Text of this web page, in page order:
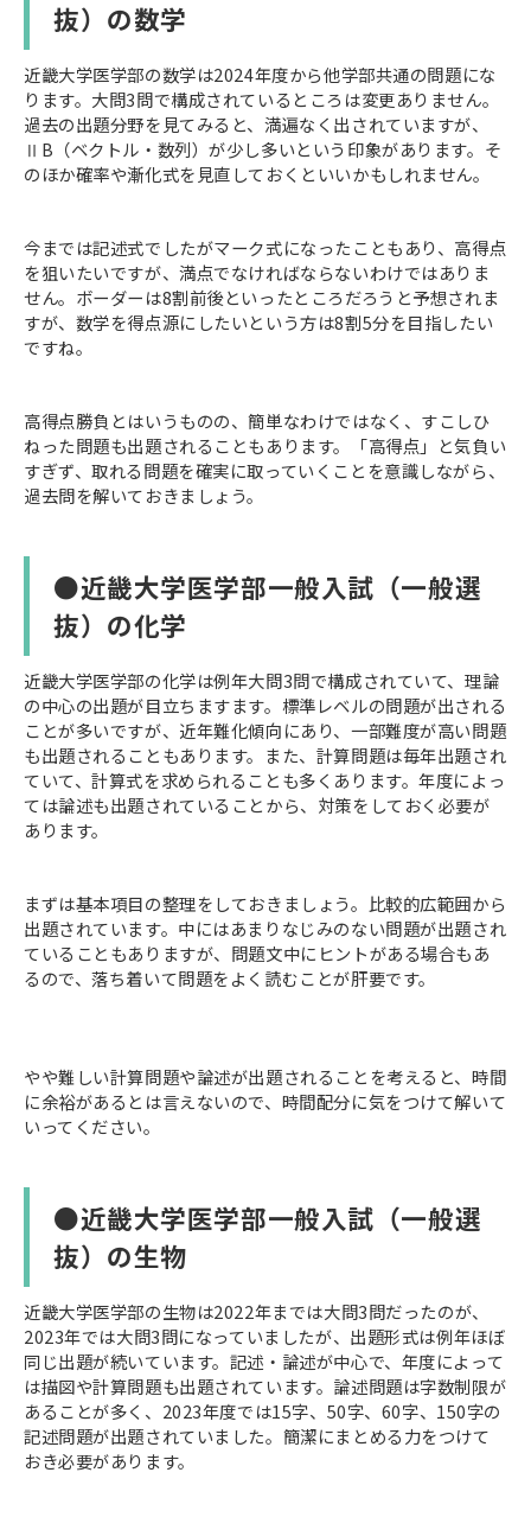
抜）の数学
近畿大学医学部の数学は2024年度から他学部共通の問題にな
ります。大問3問で構成されているところは変更ありません。
過去の出題分野を見てみると、満遍なく出されていますが、
ⅡB（ベクトル・数列）が少し多いという印象があります。そ
のほか確率や漸化式を見直しておくといいかもしれません。
今までは記述式でしたがマーク式になったこともあり、高得点
を狙いたいですが、満点でなければならないわけではありま
せん。ボーダーは8割前後といったところだろうと予想されま
すが、数学を得点源にしたいという方は8割5分を目指したい
ですね。
高得点勝負とはいうものの、簡単なわけではなく、すこしひ
ねった問題も出題されることもあります。「高得点」と気負い
すぎず、取れる問題を確実に取っていくことを意識しながら、
過去問を解いておきましょう。
●近畿大学医学部一般入試（一般選
抜）の化学
近畿大学医学部の化学は例年大問3問で構成されていて、理論
の中心の出題が目立ちますます。標準レベルの問題が出される
ことが多いですが、近年難化傾向にあり、一部難度が高い問題
も出題されることもあります。また、計算問題は毎年出題され
ていて、計算式を求められることも多くあります。年度によっ
ては論述も出題されていることから、対策をしておく必要が
あります。
まずは基本項目の整理をしておきましょう。比較的広範囲から
出題されています。中にはあまりなじみのない問題が出題され
ていることもありますが、問題文中にヒントがある場合もあ
るので、落ち着いて問題をよく読むことが肝要です。
やや難しい計算問題や論述が出題されることを考えると、時間
に余裕があるとは言えないので、時間配分に気をつけて解いて
いってください。
●近畿大学医学部一般入試（一般選
抜）の生物
近畿大学医学部の生物は2022年までは大問3問だったのが、
2023年では大問3問になっていましたが、出題形式は例年ほぼ
同じ出題が続いています。記述・論述が中心で、年度によって
は描図や計算問題も出題されています。論述問題は字数制限が
あることが多く、2023年度では15字、50字、60字、150字の
記述問題が出題されていました。簡潔にまとめる力をつけて
おき必要があります。